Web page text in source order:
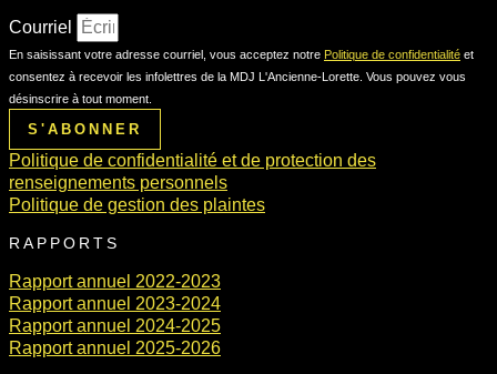
Courriel
En saisissant votre adresse courriel, vous acceptez notre Politique de confidentialité et
consentez à recevoir les infolettres de la MDJ L'Ancienne-Lorette. Vous pouvez vous
désinscrire à tout moment.
S'ABONNER
Politique de confidentialité et de protection des
renseignements personnels
Politique de gestion des plaintes
RAPPORTS
Rapport annuel 2022-2023
Rapport annuel 2023-2024
Rapport annuel 2024-2025
Rapport annuel 2025-2026